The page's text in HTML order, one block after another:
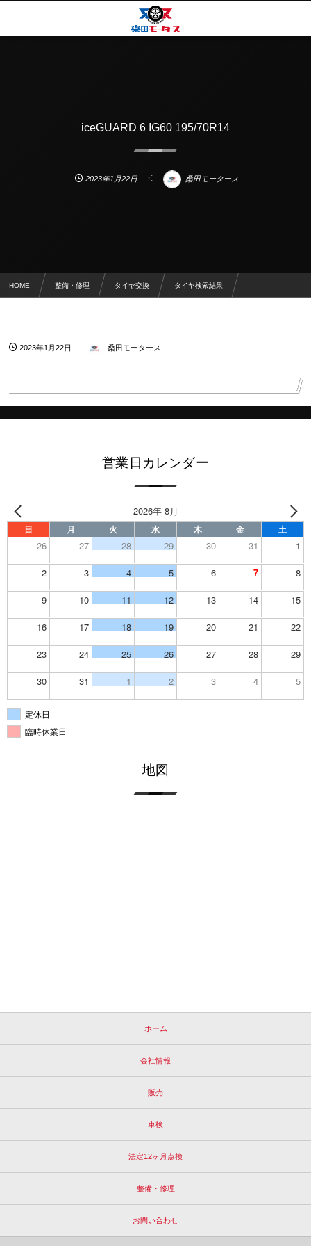
iceGUARD 6 IG60 195/70R14
2023年1月22日 桑田モータース
HOME 整備・修理 タイヤ交換 タイヤ検索結果
2023年1月22日 桑田モータース
営業日カレンダー
2026年 8月
日 月 火 水 木 金 土
26 27 28 29 30 31 1
2 3 4 5 6 7 8
9 10 11 12 13 14 15
16 17 18 19 20 21 22
23 24 25 26 27 28 29
30 31 1 2 3 4 5
定休日
臨時休業日
地図
ホーム
会社情報
販売
車検
法定12ヶ月点検
整備・修理
お問い合わせ